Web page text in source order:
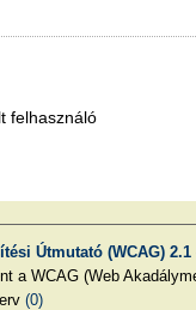
felhasználó
Útmutató (WCAG)
a WCAG (Web
(0)